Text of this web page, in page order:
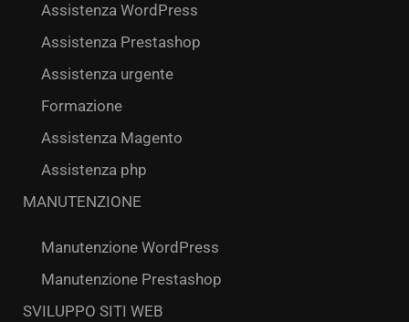
Assistenza WordPress
Assistenza Prestashop
Assistenza urgente
Formazione
Assistenza Magento
Assistenza php
MANUTENZIONE
Manutenzione WordPress
Manutenzione Prestashop
SVILUPPO SITI WEB